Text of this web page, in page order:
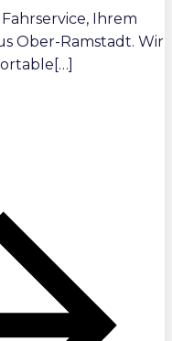
Ihrem
Ober-Ramstadt. Wir